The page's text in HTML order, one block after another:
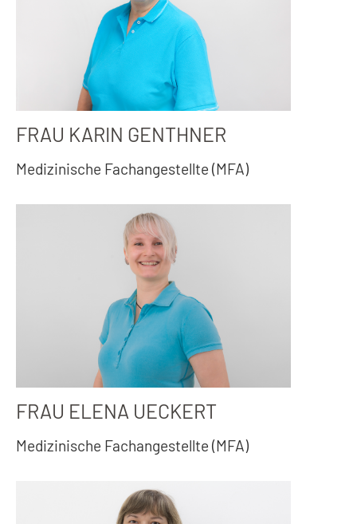
FRAU KARIN GENTHNER
Medizinische Fachangestellte (MFA)
FRAU ELENA UECKERT
Medizinische Fachangestellte (MFA)